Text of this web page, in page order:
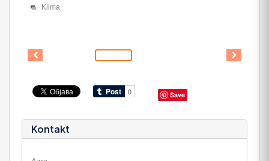
Klima
Save
Kontakt